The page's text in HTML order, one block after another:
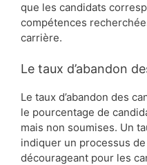
que les candidats
compétences
carrière.
Le taux d’abandon
Le taux d’abandon des
le pourcentage de
mais non soumises. Un
indiquer un processus
décourageant pour les